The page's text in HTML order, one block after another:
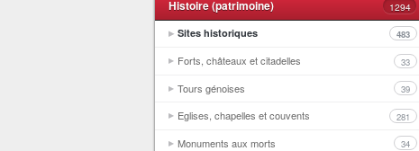
Histoire (patrimoine)
1294
Sites historiques
483
Forts, châteaux et citadelles 33
Tours génoises 39
Eglises, chapelles et couvents 281
Monuments aux morts 34